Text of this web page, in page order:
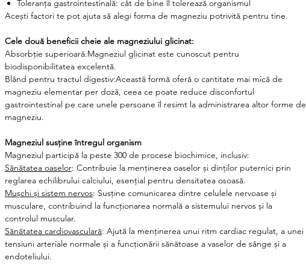
Toleranța gastrointestinală: cât de bine îl tolerează organismul
Acești factori te pot ajuta să alegi forma de magneziu potrivită pentru tine.
Cele două beneficii cheie ale magneziului glicinat:
Absorbție superioară:Magneziul glicinat este cunoscut pentru
biodisponibilitatea excelentă.
Blând pentru tractul digestiv:Această formă oferă o cantitate mai mică de
magneziu elementar per doză, ceea ce poate reduce disconfortul
gastrointestinal pe care unele persoane îl resimt la administrarea altor forme de
magneziu.
Magneziul susține întregul organism
Magneziul participă la peste 300 de procese biochimice, inclusiv:
Sănătatea oaselor: Contribuie la menținerea oaselor și dinților puternici prin
reglarea echilibrului calciului, esențial pentru densitatea osoasă.
Mușchi și sistem nervos: Susține comunicarea dintre celulele nervoase și
musculare, contribuind la funcționarea normală a sistemului nervos și la
controlul muscular.
Sănătatea cardiovasculară: Ajută la menținerea unui ritm cardiac regulat, a unei
tensiuni arteriale normale și a funcționării sănătoase a vaselor de sânge și a
endoteliului.